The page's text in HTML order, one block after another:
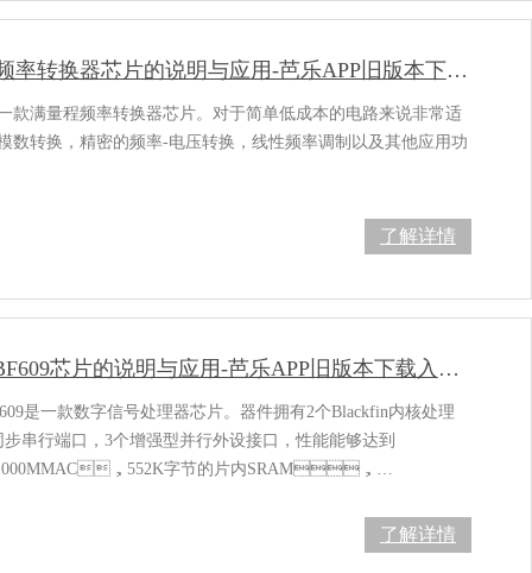
LM331频率转换器芯片的说明与应用-芭乐APP旧版本下载入口软件电子
款满量程频率转换器芯片。对于简单低成本的电路来说非常适
模数转换，精密的频率-电压转换，线性频率调制以及其他应用功
了解详情
ADSP-BF609芯片的说明与应用-芭乐APP旧版本下载入口软件电子
是一款数字信号处理器芯片。器件拥有2个Blackfin内核处理
步串行端口，3个增强型并行外设接口，性能能够达到
，552K字节的片内SRAM，…
了解详情